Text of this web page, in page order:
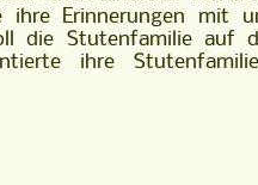
Erinnerungen mit
die Stutenfamilie auf
ihre